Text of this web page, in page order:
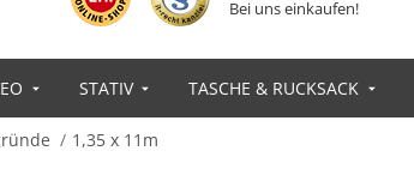
Bei uns einkaufen!
STATIV TASCHE & RUCKSACK
1,35 x 11m